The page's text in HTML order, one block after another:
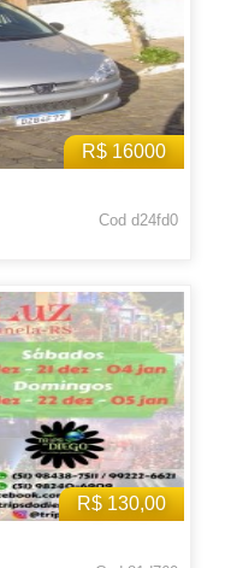
R$ 16000
Cod d24fd0
R$ 130,00